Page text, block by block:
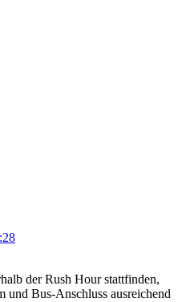
der Rush Hour stattfinden,
und Bus-Anschluss ausreichend